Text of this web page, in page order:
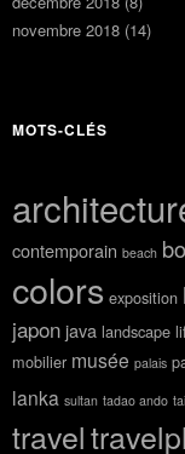
novembre 2018 (14)
MOTS-CLÉS
contemporain beach
colors exposition
japon java landscape
mobilier musée palais
lanka sultan tadao ando
travel